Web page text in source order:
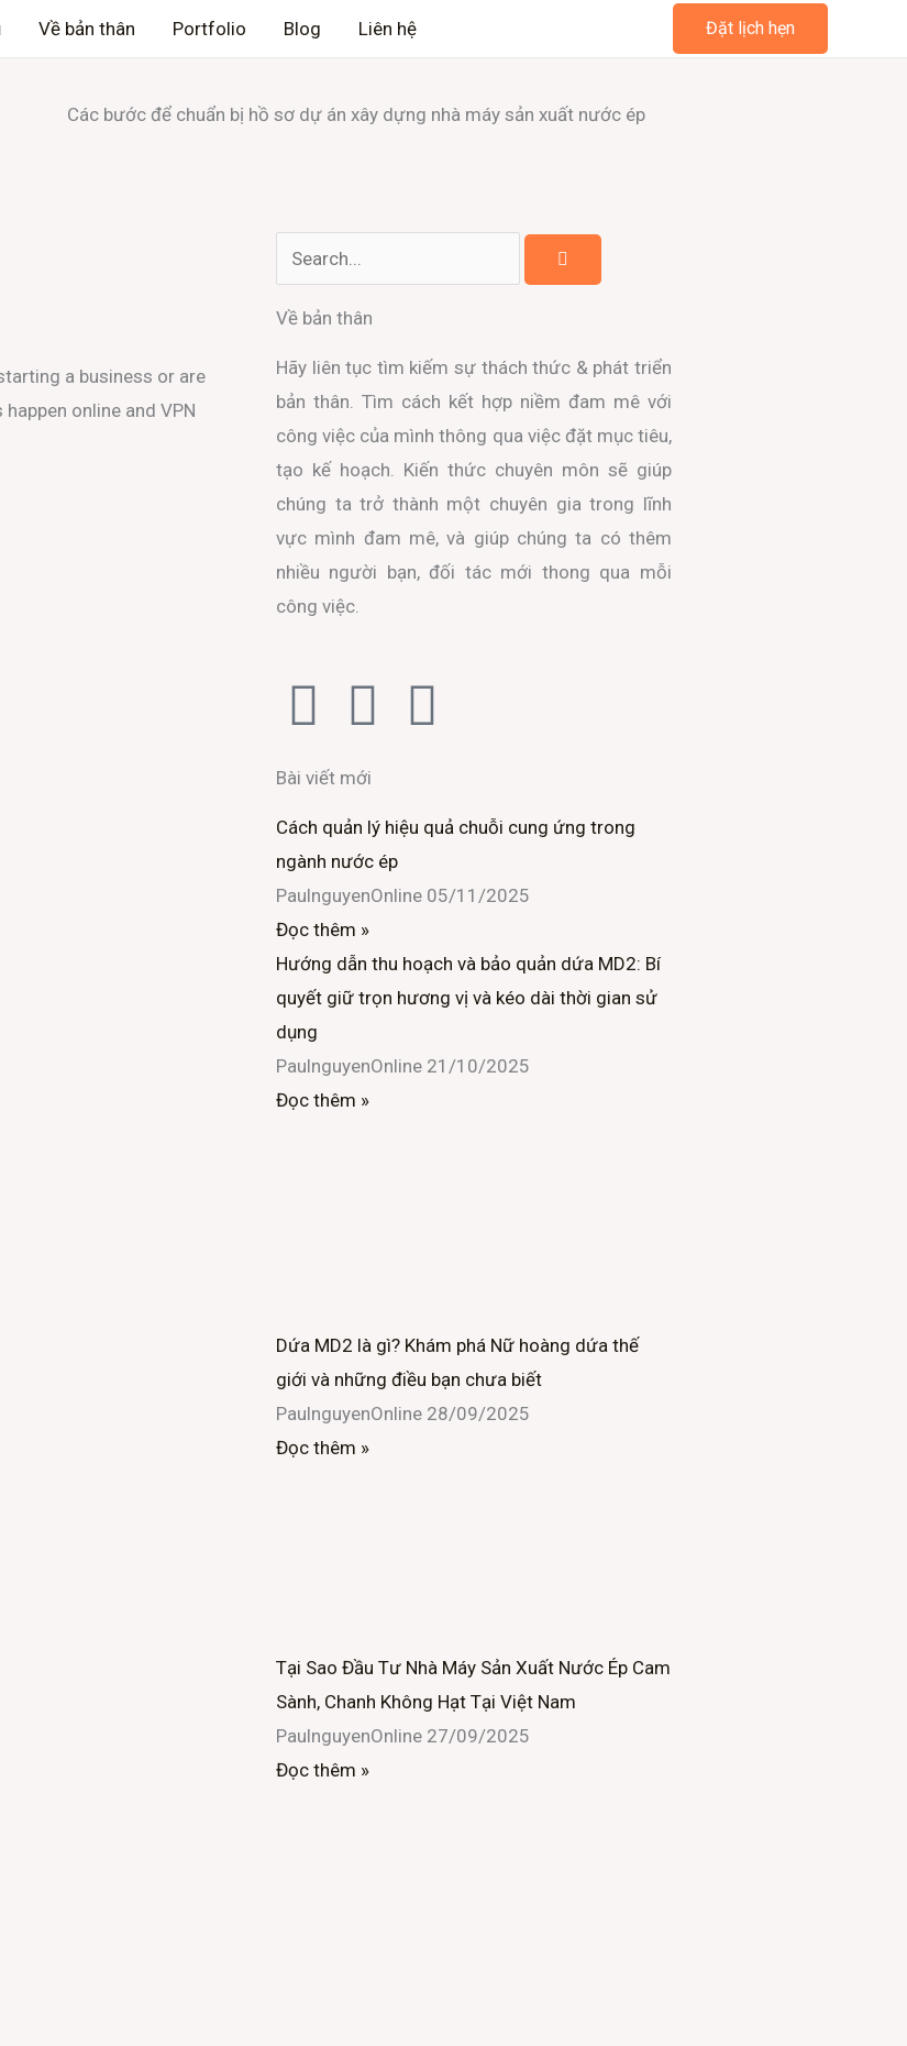
Về bản thân Portfolio Blog Liên hệ Đặt lịch hẹn
Các bước để chuẩn bị hồ sơ dự án xây dựng nhà máy sản xuất nước ép
a business or are
online and VPN
Search
Về bản thân
Hãy liên tục tìm kiếm sự thách thức & phát triển
bản thân. Tìm cách kết hợp niềm đam mê với
công việc của mình thông qua việc đặt mục tiêu,
tạo kế hoạch. Kiến thức chuyên môn sẽ giúp
chúng ta trở thành một chuyên gia trong lĩnh
vực mình đam mê, và giúp chúng ta có thêm
nhiều người bạn, đối tác mới thong qua mỗi
công việc.
F
a
c
e
b
o
o
k
T
w
i
t
t
e
L
n
e
d
n
Bài viết mới
Cách quản lý hiệu quả chuỗi cung ứng trong
ngành nước ép
PaulnguyenOnline 05/11/2025
Đọc thêm »
Hướng dẫn thu hoạch và bảo quản dứa MD2: Bí
quyết giữ trọn hương vị và kéo dài thời gian sử
dụng
PaulnguyenOnline 21/10/2025
Đọc thêm »
Dứa MD2 là gì? Khám phá Nữ hoàng dứa thế
giới và những điều bạn chưa biết
PaulnguyenOnline 28/09/2025
Đọc thêm »
Tại Sao Đầu Tư Nhà Máy Sản Xuất Nước Ép Cam
Sành, Chanh Không Hạt Tại Việt Nam
PaulnguyenOnline 27/09/2025
Đọc thêm »